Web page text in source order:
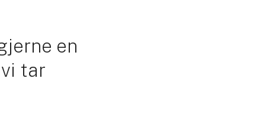
en
tar